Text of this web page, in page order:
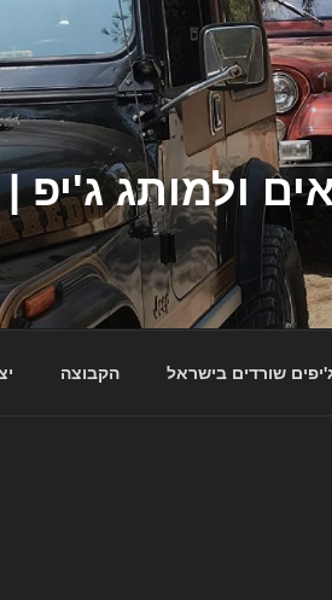
שורדים בישראל הקבוצה